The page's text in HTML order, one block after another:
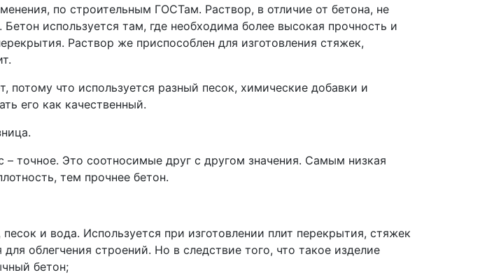
по строительным ГОСТам. Раствор, в отличие от бетона, не
используется там, где необходима более высокая прочность и
Раствор же приспособлен для изготовления стяжек,
что используется разный песок, химические добавки и
его как качественный.
– точное. Это соотносимые друг с другом значения. Самым низкая
тем прочнее бетон.
и вода. Используется при изготовлении плит перекрытия, стяжек
облегчения строений. Но в следствие того, что такое изделие
бетон;